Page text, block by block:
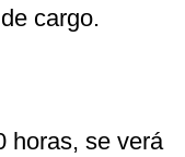
cargo.
horas, se verá